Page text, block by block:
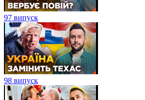
97 випуск
98 випуск